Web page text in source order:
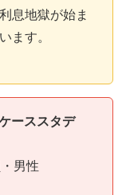
息地獄が始ま
ます。
ーススタデ
男性